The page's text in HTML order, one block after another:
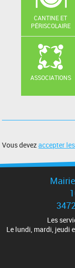
CANTINE ET
PÉRISCOLAIRE
ASSOCIATIONS
Vous devezaccepter
Les
Le lundi, mardi, jeudi